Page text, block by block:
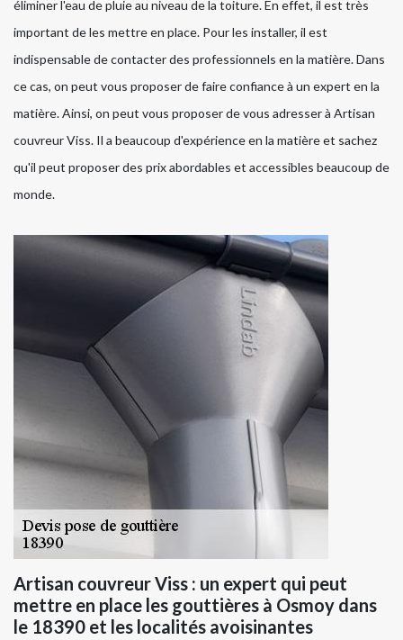
éliminer l'eau de pluie au niveau de la toiture. En effet, il est très
important de les mettre en place. Pour les installer, il est
indispensable de contacter des professionnels en la matière. Dans
ce cas, on peut vous proposer de faire confiance à un expert en la
matière. Ainsi, on peut vous proposer de vous adresser à Artisan
couvreur Viss. Il a beaucoup d'expérience en la matière et sachez
qu'il peut proposer des prix abordables et accessibles beaucoup de
monde.
Artisan couvreur Viss : un expert qui peut
mettre en place les gouttières à Osmoy dans
le 18390 et les localités avoisinantes